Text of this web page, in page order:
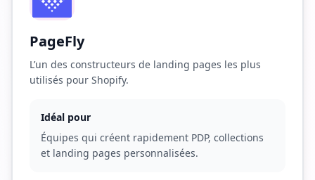
PageFly
L’un des constructeurs de landing pages les plus
utilisés pour Shopify.
Idéal pour
Équipes qui créent rapidement PDP, collections
et landing pages personnalisées.